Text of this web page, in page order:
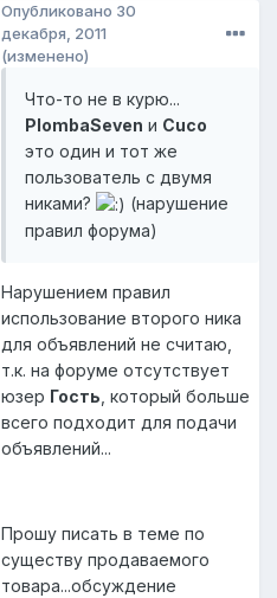
Опубликовано 30
декабря, 2011
(изменено)
Что-то не в курю...
PlombaSeven и Cuco
это один и тот же
пользователь с двумя
никами?
(нарушение
правил форума)
Нарушением правил
использование второго ника
для объявлений не считаю,
т.к. на форуме отсутствует
юзер Гость , который больше
всего подходит для подачи
объявлений...
Прошу писать в теме по
существу продаваемого
товара...обсуждение